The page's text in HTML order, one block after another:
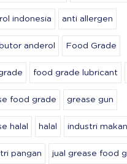
indonesia anti allergen
anderol Food Grade
food grade lubricant
food grade grease gun
halal halal industri
pangan jual grease food